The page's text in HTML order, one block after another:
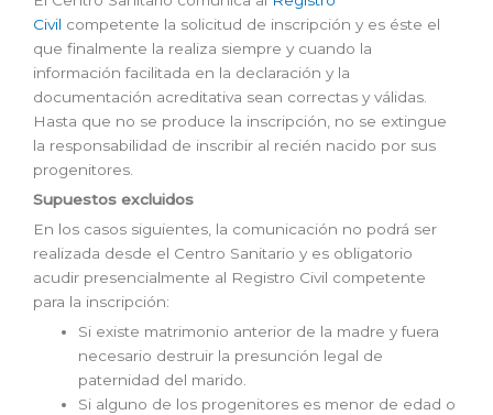
Civil competente la solicitud de inscripción y es éste el
que finalmente la realiza siempre y cuando la
información facilitada en la declaración y la
documentación acreditativa sean correctas y válidas.
Hasta que no se produce la inscripción, no se extingue
la responsabilidad de inscribir al recién nacido por sus
progenitores.
Supuestos excluidos
En los casos siguientes, la comunicación no podrá ser
realizada desde el Centro Sanitario y es obligatorio
acudir presencialmente al Registro Civil competente
para la inscripción:
Si existe matrimonio anterior de la madre y fuera
necesario destruir la presunción legal de
paternidad del marido.
Si alguno de los progenitores es menor de edad o